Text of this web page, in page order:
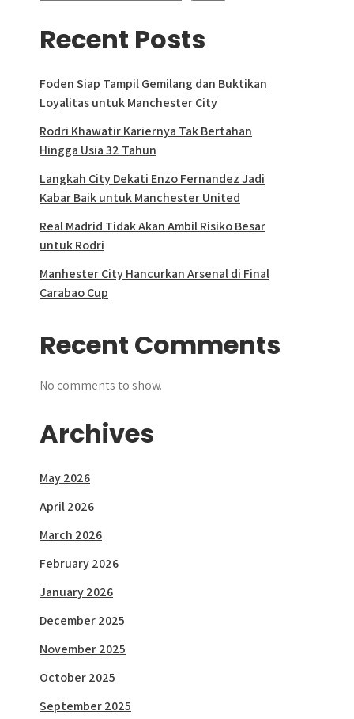
Recent Posts
Foden Siap Tampil Gemilang dan Buktikan
Loyalitas untuk Manchester City
Rodri Khawatir Kariernya Tak Bertahan
Hingga Usia 32 Tahun
Langkah City Dekati Enzo Fernandez Jadi
Kabar Baik untuk Manchester United
Real Madrid Tidak Akan Ambil Risiko Besar
untuk Rodri
Manhester City Hancurkan Arsenal di Final
Carabao Cup
Recent Comments
No comments to show.
Archives
May 2026
April 2026
March 2026
February 2026
January 2026
December 2025
November 2025
October 2025
September 2025